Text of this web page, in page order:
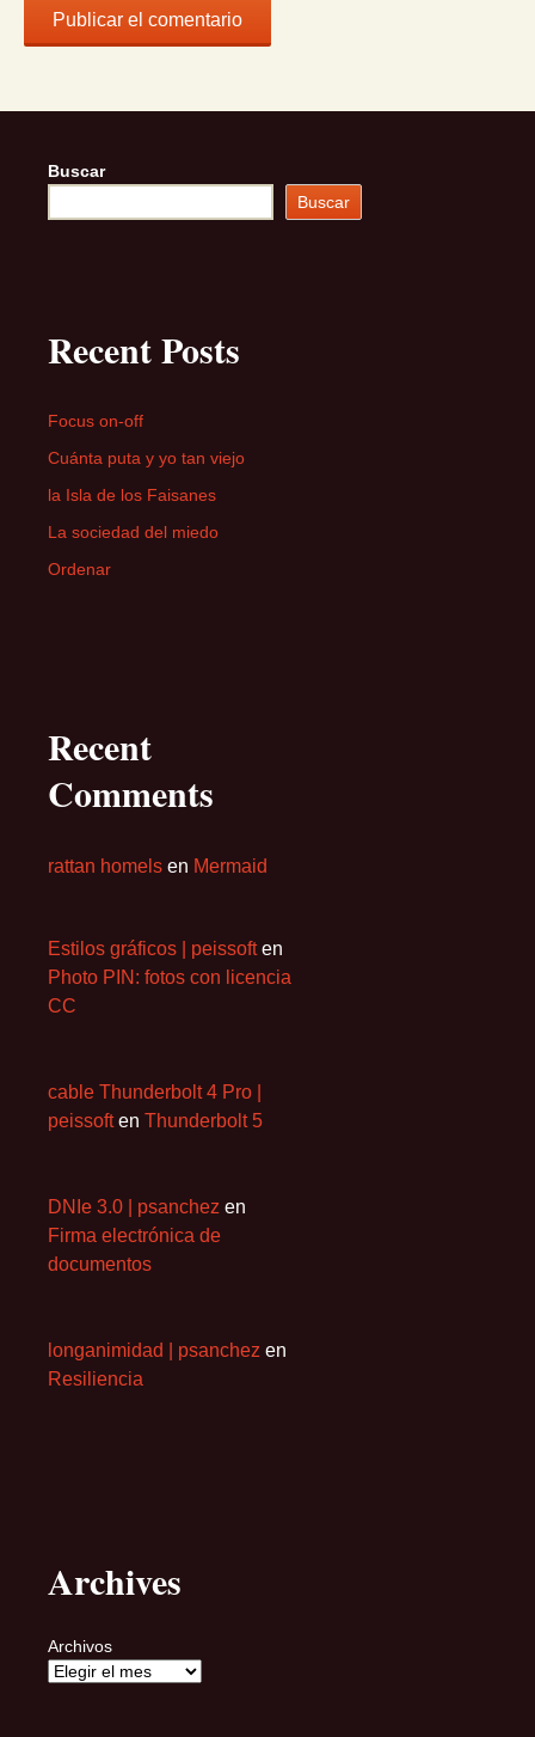
Buscar
Buscar
Recent Posts
Focus on-off
Cuánta puta y yo tan viejo
la Isla de los Faisanes
La sociedad del miedo
Ordenar
Recent
Comments
rattan homels en Mermaid
Estilos gráficos | peissoften
Photo PIN: fotos con licencia
CC
cable Thunderbolt 4 Pro |
peissoften Thunderbolt 5
DNIe 3.0 | psanchez en
Firma electrónica de
documentos
longanimidad | psanchez en
Resiliencia
Archives
Archivos